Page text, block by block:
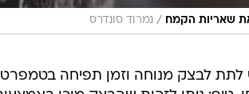
שאריות הקמח / נמרוד סונדרס
לתת לבצק מנוחה וזמן תפיחה